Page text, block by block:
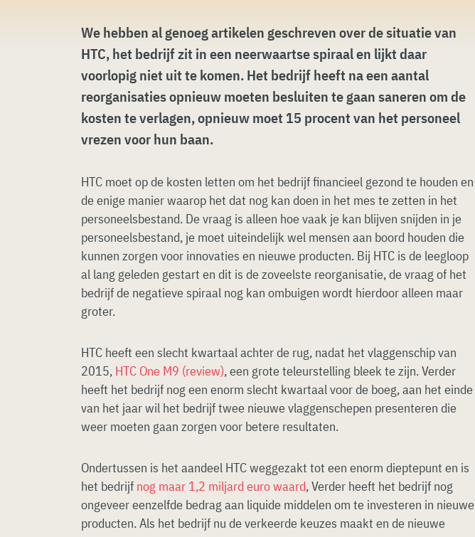
We hebben al genoeg artikelen geschreven over de situatie van
HTC, het bedrijf zit in een neerwaartse spiraal en lijkt daar
voorlopig niet uit te komen. Het bedrijf heeft na een aantal
reorganisaties opnieuw moeten besluiten te gaan saneren om de
kosten te verlagen, opnieuw moet 15 procent van het personeel
vrezen voor hun baan.
HTC moet op de kosten letten om het bedrijf financieel gezond te houden en
de enige manier waarop het dat nog kan doen in het mes te zetten in het
personeelsbestand. De vraag is alleen hoe vaak je kan blijven snijden in je
personeelsbestand, je moet uiteindelijk wel mensen aan boord houden die
kunnen zorgen voor innovaties en nieuwe producten. Bij HTC is de leegloop
al lang geleden gestart en dit is de zoveelste reorganisatie, de vraag of het
bedrijf de negatieve spiraal nog kan ombuigen wordt hierdoor alleen maar
groter.
HTC heeft een slecht kwartaal achter de rug, nadat het vlaggenschip van
2015, HTC One M9 (review), een grote teleurstelling bleek te zijn. Verder
heeft het bedrijf nog een enorm slecht kwartaal voor de boeg, aan het einde
van het jaar wil het bedrijf twee nieuwe vlaggenschepen presenteren die
weer moeten gaan zorgen voor betere resultaten.
Ondertussen is het aandeel HTC weggezakt tot een enorm dieptepunt en is
het bedrijf nog maar 1,2 miljard euro waard, Verder heeft het bedrijf nog
ongeveer eenzelfde bedrag aan liquide middelen om te investeren in nieuwe
producten. Als het bedrijf nu de verkeerde keuzes maakt en de nieuwe